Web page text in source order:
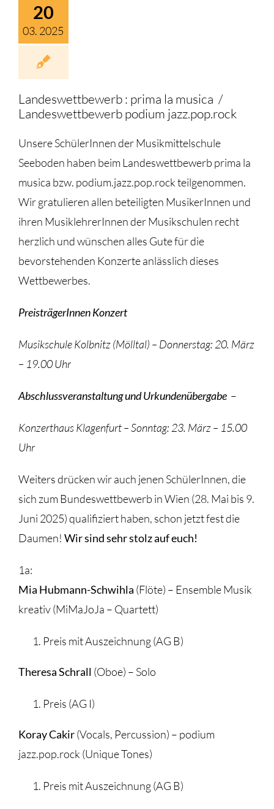
20
03. 2025
Landeswettbewerb : prima la musica /
Landeswettbewerb podium jazz.pop.rock
Unsere SchülerInnen der Musikmittelschule
Seeboden haben beim Landeswettbewerb prima la
musica bzw. podium.jazz.pop.rock teilgenommen.
Wir gratulieren allen beteiligten MusikerInnen und
ihren MusiklehrerInnen der Musikschulen recht
herzlich und wünschen alles Gute für die
bevorstehenden Konzerte anlässlich dieses
Wettbewerbes.
PreisträgerInnen Konzert
Musikschule Kolbnitz (Mölltal) – Donnerstag: 20. März
– 19.00 Uhr
Abschlussveranstaltung und Urkundenübergabe–
Konzerthaus Klagenfurt – Sonntag: 23. März – 15.00
Uhr
Weiters drücken wir auch jenen SchülerInnen, die
sich zum Bundeswettbewerb in Wien (28. Mai bis 9.
Juni 2025) qualifiziert haben, schon jetzt fest die
Daumen! Wir sind sehr stolz auf euch!
1a:
Mia Hubmann-Schwihla (Flöte) – Ensemble Musik
kreativ (MiMaJoJa – Quartett)
Preis mit Auszeichnung (AG B)
Theresa Schrall (Oboe) – Solo
Preis (AG I)
Koray Cakir(Vocals, Percussion) – podium
jazz.pop.rock (Unique Tones)
Preis mit Auszeichnung (AG B)